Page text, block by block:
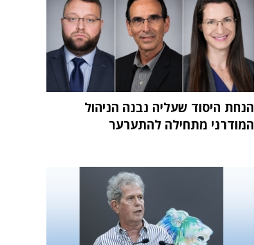
הנחת היסוד שעליה נבנה הניהול
המודרני מתחילה להתערער